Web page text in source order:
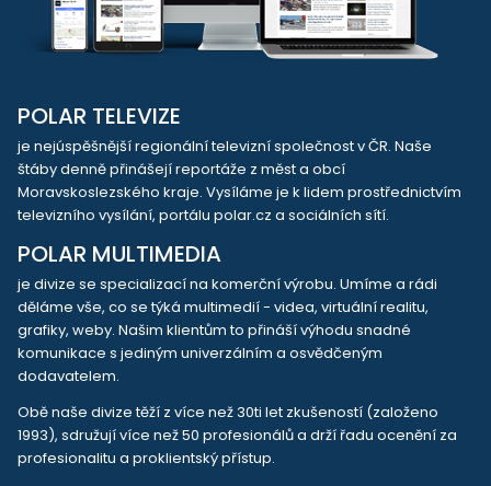
POLAR TELEVIZE
je nejúspěšnější regionální televizní společnost v ČR. Naše
štáby denně přinášejí reportáže z měst a obcí
Moravskoslezského kraje. Vysíláme je k lidem prostřednictvím
televizního vysílání, portálu polar.cz a sociálních sítí.
POLAR MULTIMEDIA
je divize se specializací na komerční výrobu. Umíme a rádi
děláme vše, co se týká multimedií - videa, virtuální realitu,
grafiky, weby. Našim klientům to přináší výhodu snadné
komunikace s jediným univerzálním a osvědčeným
dodavatelem.
Obě naše divize těží z více než 30ti let zkušeností (založeno
1993), sdružují více než 50 profesionálů a drží řadu ocenění za
profesionalitu a proklientský přístup.